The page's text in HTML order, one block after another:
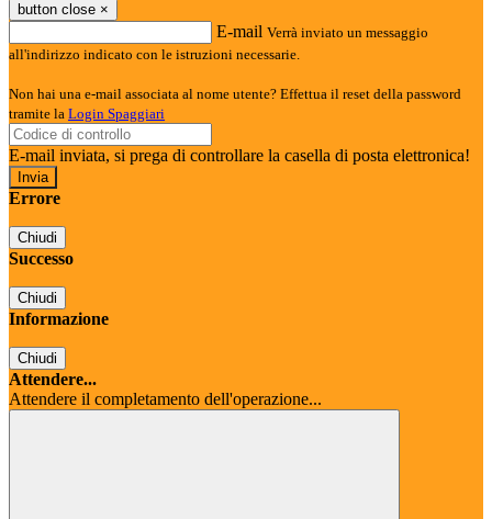
button close ×
E-mail Verrà inviato un messaggio
all'indirizzo indicato con le istruzioni necessarie.
Non hai una e-mail associata al nome utente? Effettua il reset della password
tramite la Login Spaggiari
E-mail inviata, si prega di controllare la casella di posta elettronica!
Errore
Chiudi
Successo
Chiudi
Informazione
Chiudi
Attendere...
Attendere il completamento dell'operazione...